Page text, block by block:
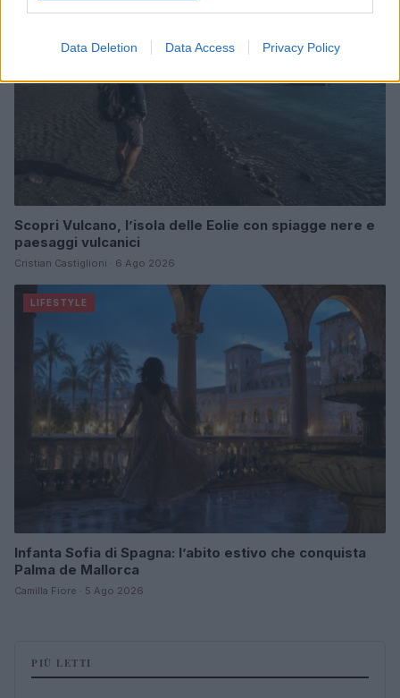
Data Deletion Data Access Privacy Policy
Scopri Vulcano, l’isola delle Eolie con spiagge nere e
paesaggi vulcanici
Cristian Castiglioni · 6 Ago 2026
LIFESTYLE
Infanta Sofia di Spagna: l’abito estivo che conquista
Palma de Mallorca
Camilla Fiore · 5 Ago 2026
PIÙ LETTI